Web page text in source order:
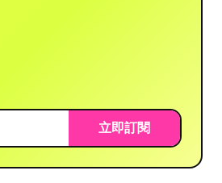
立即訂閱